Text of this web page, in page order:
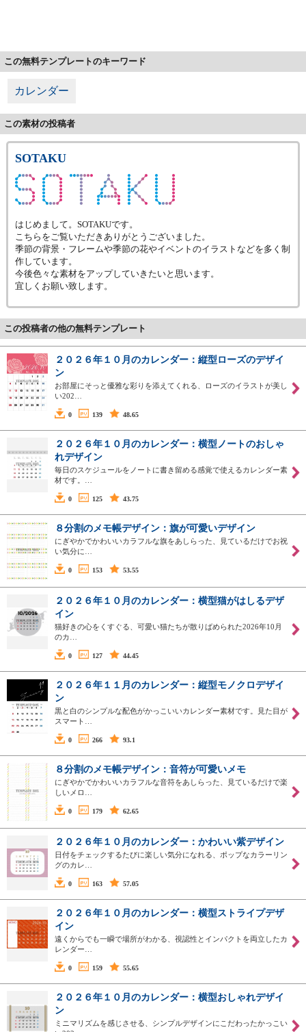
この無料テンプレートのキーワード
カレンダー
この素材の投稿者
SOTAKU
はじめまして。SOTAKUです。
こちらをご覧いただきありがとうございました。
季節の背景・フレームや季節の花やイベントのイラストなどを多く制
作しています。
今後色々な素材をアップしていきたいと思います。
宜しくお願い致します。
この投稿者の他の無料テンプレート
２０２６年１０月のカレンダー：縦型ローズのデザイ
ン
お部屋にそっと優雅な彩りを添えてくれる、ローズのイラストが美し
い202…
0 139 48.65
２０２６年１０月のカレンダー：横型ノートのおしゃ
れデザイン
毎日のスケジュールをノートに書き留める感覚で使えるカレンダー素
材です。…
0 125 43.75
８分割のメモ帳デザイン：旗が可愛いデザイン
にぎやかでかわいいカラフルな旗をあしらった、見ているだけでお祝
い気分に…
0 153 53.55
２０２６年１０月のカレンダー：横型猫がはしるデザ
イン
猫好きの心をくすぐる、可愛い猫たちが散りばめられた2026年10月
のカ…
0 127 44.45
２０２６年１１月のカレンダー：縦型モノクロデザイ
ン
黒と白のシンプルな配色がかっこいいカレンダー素材です。見た目が
スマート…
0 266 93.1
８分割のメモ帳デザイン：音符が可愛いメモ
にぎやかでかわいいカラフルな音符をあしらった、見ているだけで楽
しいメロ…
0 179 62.65
２０２６年１０月のカレンダー：かわいい紫デザイン
日付をチェックするたびに楽しい気分になれる、ポップなカラーリン
グのカレ…
0 163 57.05
２０２６年１０月のカレンダー：横型ストライプデザ
イン
遠くからでも一瞬で場所がわかる、視認性とインパクトを両立したカ
レンダー…
0 159 55.65
２０２６年１０月のカレンダー：横型おしゃれデザイ
ン
ミニマリズムを感じさせる、シンプルデザインにこだわったかっこい